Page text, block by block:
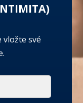
vložte své